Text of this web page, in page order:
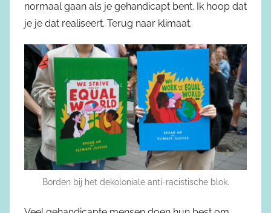
normaal gaan als je gehandicapt bent. Ik hoop dat
je je dat realiseert. Terug naar klimaat.
Borden bij het dekoloniale anti-racistische blok.